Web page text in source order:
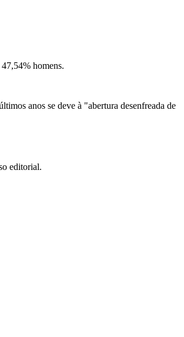
homens.
anos se deve à "abertura desenfreada de
editorial.